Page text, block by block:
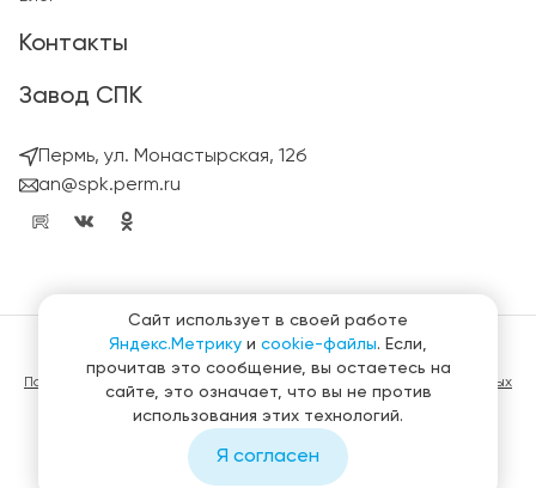
Контакты
Завод СПК
Пермь, ул. Монастырская, 12б
an@spk.perm.ru
© ГК СтройПанельКомплект 2023 – 2026
Политика конфиденциальности в отношении обработки персональных
данных
Материалы, представленные на сайте не являются публичной
Создание и продвижение сайтов
Сайт использует в своей работе
Яндекс.Метрику и cookie-файлы. Если,
прочитав это сообщение, вы остаетесь на
сайте, это означает, что вы не против
использования этих технологий.
Я согласен